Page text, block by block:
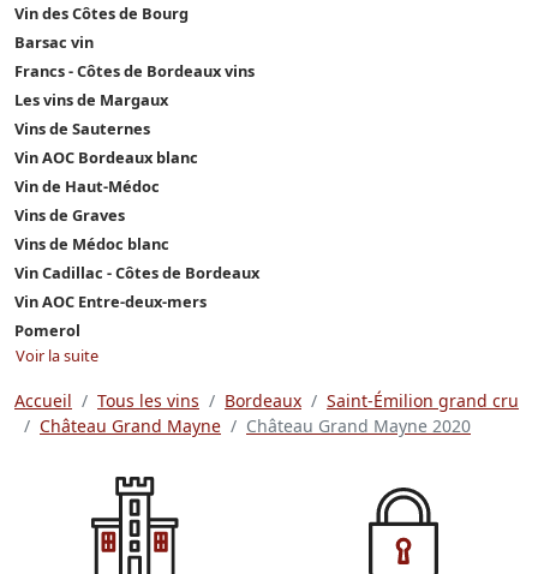
Vin des Côtes de Bourg
Barsac vin
Francs - Côtes de Bordeaux vins
Les vins de Margaux
Vins de Sauternes
Vin AOC Bordeaux blanc
Vin de Haut-Médoc
Vins de Graves
Vins de Médoc blanc
Vin Cadillac - Côtes de Bordeaux
Vin AOC Entre-deux-mers
Pomerol
Voir la suite
Accueil Tous les vins Bordeaux
Saint-Émilion grand cru
Château Grand Mayne
Château Grand Mayne 2020